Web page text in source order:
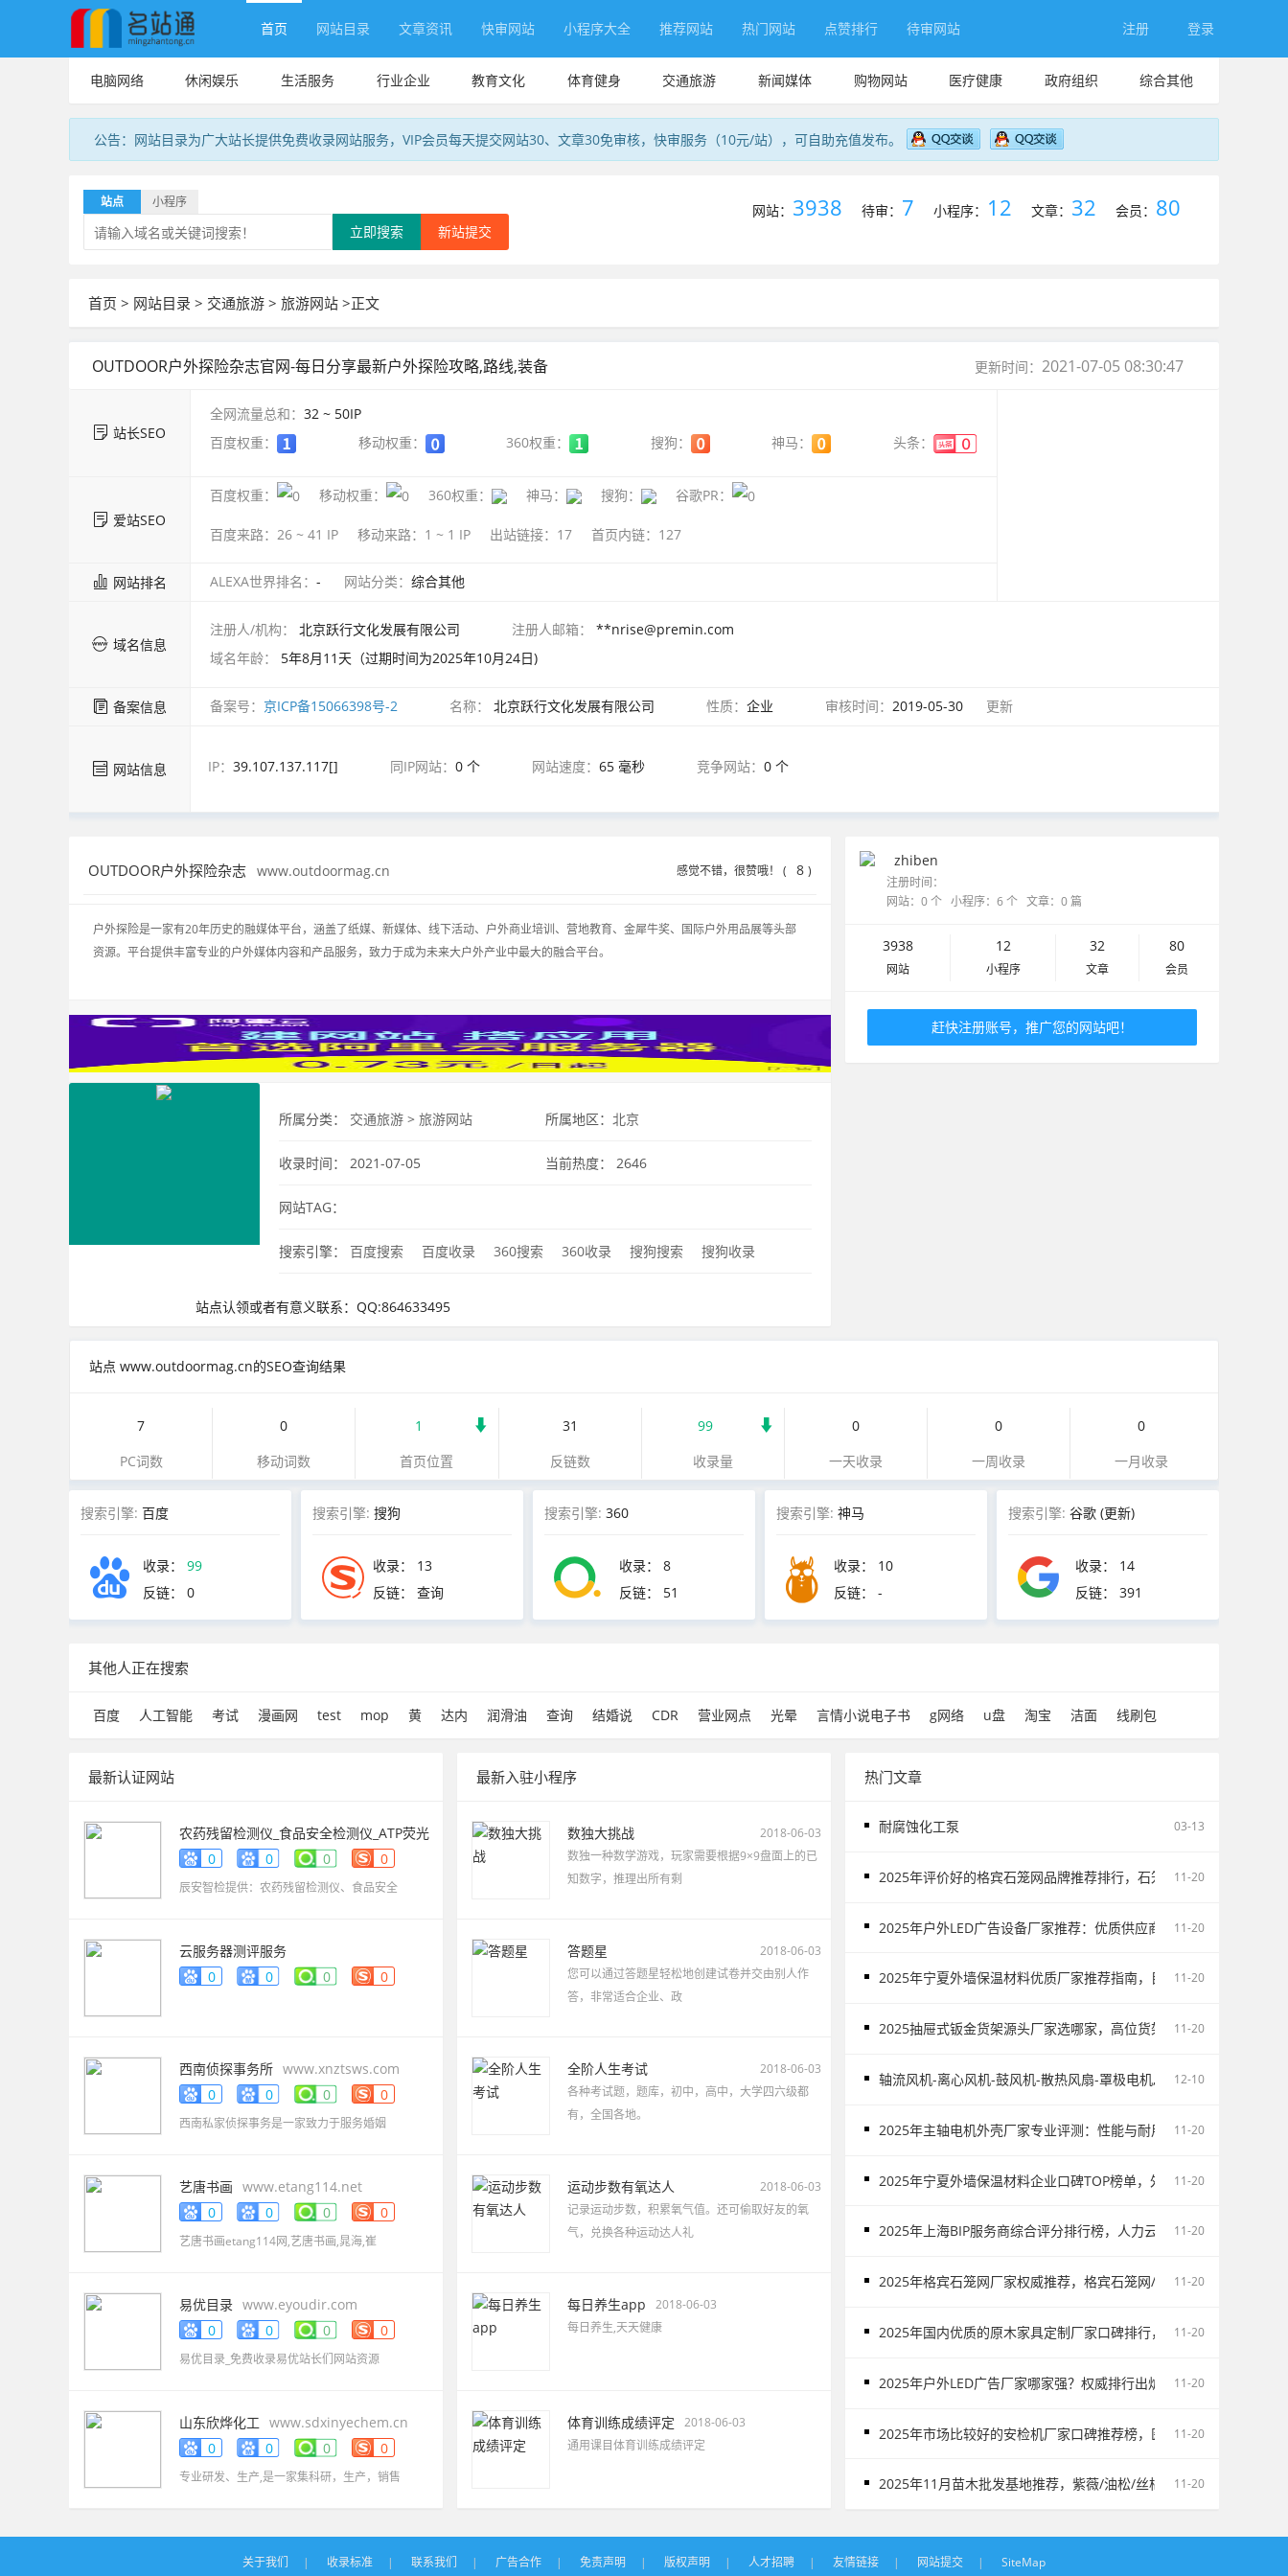
首页 网站目录 文章资讯 快审网站 小程序大全 推荐网站 热门网站 点赞排行 待审网站 注册 登录
电脑网络 休闲娱乐 生活服务 行业企业 教育文化 体育健身 交通旅游 新闻媒体 购物网站 医疗健康 政府组织 综合其他
公告：网站目录为广大站长提供免费收录网站服务，VIP会员每天提交网站30、文章30免审核，快审服务（10元/站），可自助充值发布。
站点 小程序
新站提交
立即搜索
网站： 3938 待审： 7 小程序： 12 文章： 32 会员： 80
首页 > 网站目录 > 交通旅游 > 旅游网站 >正文
OUTDOOR户外探险杂志官网-每日分享最新户外探险攻略,路线,装备 更新时间： 2021-07-05 08:30:47
站长SEO
全网流量总和： 32 ~ 50IP
百度权重：
移动权重： 360权重： 搜狗： 神马： 头条：
爱站SEO
百度权重： 移动权重： 360权重： 神马： 搜狗： 谷歌PR：
百度来路： 26 ~ 41 IP 移动来路： 1 ~ 1 IP 出站链接： 17 首页内链： 127
网站排名 ALEXA世界排名： - 网站分类： 综合其他
域名信息
注册人/机构： 北京跃行文化发展有限公司 注册人邮箱： **nrise@premin.com
域名年龄： 5年8月11天（过期时间为2025年10月24日)
备案信息 备案号： 京ICP备15066398号-2 名称： 北京跃行文化发展有限公司 性质： 企业 审核时间： 2019-05-30 更新
网站信息 IP： 39.107.137.117[] 同IP网站： 0 个 网站速度： 65 毫秒 竞争网站： 0 个
OUTDOOR户外探险杂志 www.outdoormag.cn 感觉不错，很赞哦！ ( 8 )
户外探险是一家有20年历史的融媒体平台，涵盖了纸媒、新媒体、线下活动、户外商业培训、营地教育、金犀牛奖、国际户外用品展等头部
资源。平台提供丰富专业的户外媒体内容和产品服务，致力于成为未来大户外产业中最大的融合平台。
所属分类： 交通旅游> 旅游网站 所属地区： 北京
收录时间： 2021-07-05 当前热度： 2646
网站TAG：
搜索引擎： 百度搜索 百度收录 360搜索 360收录 搜狗搜索 搜狗收录
站点认领或者有意义联系：QQ:864633495
zhiben
注册时间：
网站：0 个 小程序：6 个 文章：0 篇
3938
网站
12
小程序
32
文章
80
会员
赶快注册账号，推广您的网站吧！
站点 www.outdoormag.cn的SEO查询结果
7 0 1 31 99 0 0
0
PC词数
移动词数 首页位置 反链数 收录量 一天收录 一周收录 一月收录
搜索引擎: 百度
收录： 99
反链： 0
搜索引擎: 搜狗
收录： 13
反链： 查询
搜索引擎: 360
收录： 8
反链： 51
搜索引擎: 神马
收录： 10
反链： -
搜索引擎: 谷歌 (更新)
收录： 14
反链： 391
其他人正在搜索
百度 人工智能 考试 漫画网 test mop 黄 达内 润滑油 查询 结婚说 CDR 营业网点 光晕 言情小说电子书 g网络 u盘 淘宝 洁面 线刷包
最新认证网站
农药残留检测仪_食品安全检测仪_ATP荧光
检测仪_药物残留检测仪_辰安智检（上海）
科学仪器有限公司 www.caience.com
0 0 0 0
辰安智检提供：农药残留检测仪、食品安全
云服务器测评服务
www.gwvpsceping.com
0 0 0 0
西南侦探事务所 www.xnztsws.com
0
0 0 0
西南私家侦探事务是一家致力于服务婚姻
艺唐书画 www.etang114.net
0
0 0 0
艺唐书画etang114网,艺唐书画,晁海,崔
易优目录 www.eyoudir.com
0
0 0 0
易优目录_免费收录易优站长们网站资源
山东欣烨化工 www.sdxinyechem.cn
0
0 0 0
专业研发、生产,是一家集科研，生产，销售
最新入驻小程序
数独大挑战
2018-06-03
数独一种数学游戏，玩家需要根据9×9盘面上的已
知数字，推理出所有剩
答题星
2018-06-03
您可以通过答题星轻松地创建试卷并交由别人作
答，非常适合企业、政
全阶人生考试
2018-06-03
各种考试题，题库，初中，高中，大学四六级都
有，全国各地。
运动步数有氧达人
2018-06-03
记录运动步数，积累氧气值。还可偷取好友的氧
气，兑换各种运动达人礼
每日养生app
2018-06-03
每日养生,天天健康
体育训练成绩评定
2018-06-03
通用课目体育训练成绩评定
热门文章
耐腐蚀化工泵 03-13
2025年评价好的格宾石笼网品牌推荐排行，石笼网/格宾石笼网/河道
11-20
2025年户外LED广告设备厂家推荐：优质供应商推荐，高铁广告/
11-20
2025年宁夏外墙保温材料优质厂家推荐指南，目前外墙保温材料阔
11-20
2025抽屉式钣金货架源头厂家选哪家，高位货架/电子物料架/抽屉
11-20
轴流风机-离心风机-鼓风机-散热风扇-罩极电机,厂家直销-首肯电子
12-10
2025年主轴电机外壳厂家专业评测：性能与耐用度全面对比，主轴
11-20
2025年宁夏外墙保温材料企业口碑TOP榜单，外墙保温材料服务商
11-20
2025年上海BIP服务商综合评分排行榜，人力云/税务云/易代账/制
11-20
2025年格宾石笼网厂家权威推荐，格宾石笼网/石笼网/格宾网厂家实
11-20
2025年国内优质的原木家具定制厂家口碑排行，卫浴柜/木门/酒柜/
11-20
2025年户外LED广告厂家哪家强？权威排行出炉，高铁广告/户外
11-20
2025年市场比较好的安检机厂家口碑推荐榜，医院智能安检机/戒
11-20
2025年11月苗木批发基地推荐，紫薇/油松/丝棉木/樱花/红叶石楠/
11-20
关于我们 | 收录标准 | 联系我们 | 广告合作 | 免责声明 | 版权声明 | 人才招聘 | 友情链接 | 网站提交 | SiteMap